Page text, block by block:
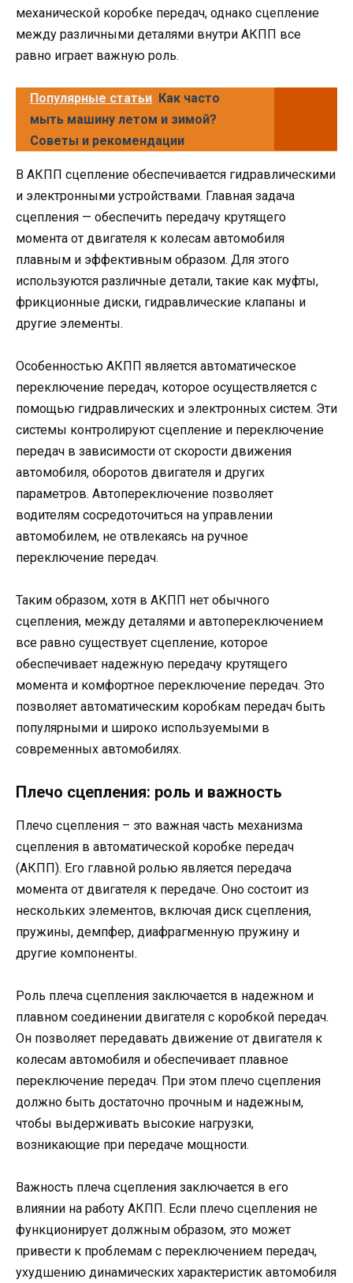
механической коробке передач, однако сцепление
между различными деталями внутри АКПП все
равно играет важную роль.
Популярные статьи Как часто
мыть машину летом и зимой?
Советы и рекомендации
В АКПП сцепление обеспечивается гидравлическими
и электронными устройствами. Главная задача
сцепления — обеспечить передачу крутящего
момента от двигателя к колесам автомобиля
плавным и эффективным образом. Для этого
используются различные детали, такие как муфты,
фрикционные диски, гидравлические клапаны и
другие элементы.
Особенностью АКПП является автоматическое
переключение передач, которое осуществляется с
помощью гидравлических и электронных систем. Эти
системы контролируют сцепление и переключение
передач в зависимости от скорости движения
автомобиля, оборотов двигателя и других
параметров. Автопереключение позволяет
водителям сосредоточиться на управлении
автомобилем, не отвлекаясь на ручное
переключение передач.
Таким образом, хотя в АКПП нет обычного
сцепления, между деталями и автопереключением
все равно существует сцепление, которое
обеспечивает надежную передачу крутящего
момента и комфортное переключение передач. Это
позволяет автоматическим коробкам передач быть
популярными и широко используемыми в
современных автомобилях.
Плечо сцепления: роль и важность
Плечо сцепления – это важная часть механизма
сцепления в автоматической коробке передач
(АКПП). Его главной ролью является передача
момента от двигателя к передаче. Оно состоит из
нескольких элементов, включая диск сцепления,
пружины, демпфер, диафрагменную пружину и
другие компоненты.
Роль плеча сцепления заключается в надежном и
плавном соединении двигателя с коробкой передач.
Он позволяет передавать движение от двигателя к
колесам автомобиля и обеспечивает плавное
переключение передач. При этом плечо сцепления
должно быть достаточно прочным и надежным,
чтобы выдерживать высокие нагрузки,
возникающие при передаче мощности.
Важность плеча сцепления заключается в его
влиянии на работу АКПП. Если плечо сцепления не
функционирует должным образом, это может
привести к проблемам с переключением передач,
ухудшению динамических характеристик автомобиля